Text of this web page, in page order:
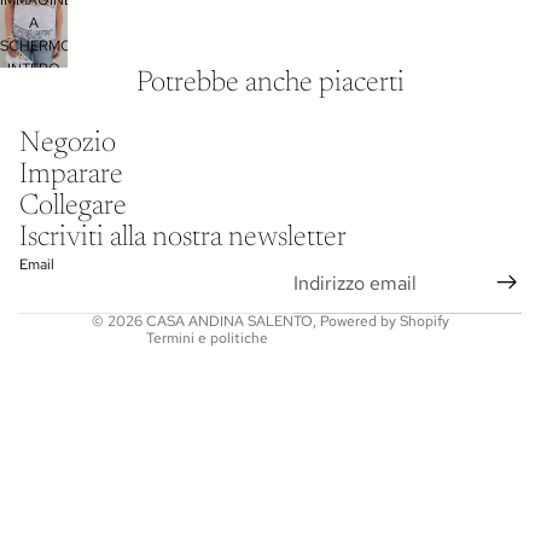
A
SCHERMO
INTERO
Potrebbe anche piacerti
Negozio
Imparare
Collegare
Iscriviti alla nostra newsletter
Email
© 2026CASA ANDINA SALENTO, Powered by Shopify
Termini e politiche
Informativa sulla privacy
Informativa legale
Recapiti
Informativa sulle spedizioni
Termini e condizioni del servizio